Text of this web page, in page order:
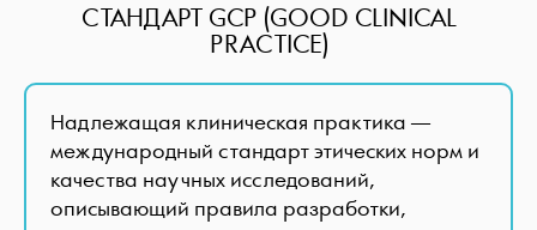
СТАНДАРТ GCP (GOOD CLINICAL
PRACTICE)
Надлежащая клиническая практика —
международный стандарт этических норм и
качества научных исследований,
описывающий правила разработки,